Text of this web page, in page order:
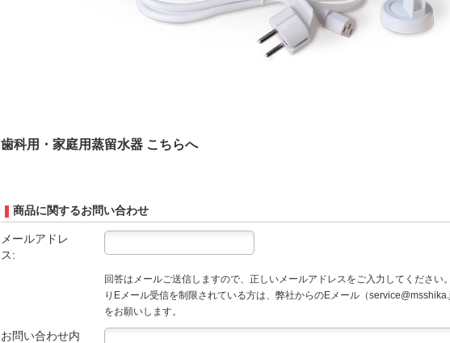
歯科用・家庭用蒸留水器 こちらへ
商品に関するお問い合わせ
メールアドレ
ス:
回答はメールご送信しますので、正しいメールアドレスをご入力してください
りEメール受信を制限されている方は、弊社からのEメール（
をお願いします。
お問い合わせ内